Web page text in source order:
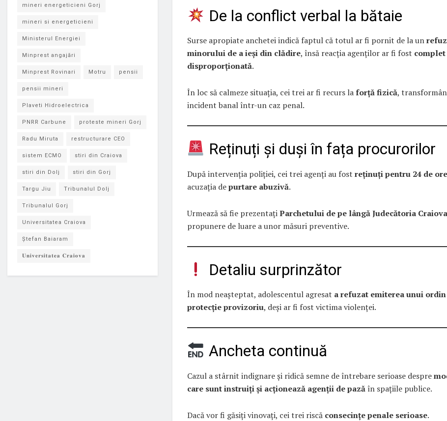
De la conflict verbal la bătaie
Surse apropiate anchetei indică faptul că totul ar fi pornit de la un
minorului de a ieși din clădire, însă reacția agenților ar fi fost complet
disproporționată.
În loc să calmeze situația, cei trei ar fi recurs laforță fizică,
incident banal într-un caz penal.
Reținuți și duși în fața procurorilor
După intervenția poliției, cei trei agenți au fost reținuți pentru 24 de ore
acuzația depurtare abuzivă.
Urmează să fie prezentațiParchetului de pe lângă Judecătoria Craiova
propunere de luare a unor măsuri preventive.
Detaliu surprinzător
În mod neașteptat, adolescentul agresat a refuzat emiterea unui
protecție provizoriu, deși ar fi fost victima violenței.
Ancheta continuă
Cazul a stârnit indignare și ridică semne de întrebare serioase despre
care sunt instruiți și acționează agenții de pază în spațiile publice.
Dacă vor fi găsiți vinovați, cei trei riscă consecințe penale serioase.
mineri energeticieni Gorj
mineri si energeticieni
Ministerul Energiei
Minprest angajări
Minprest Rovinari Motru pensii
pensii mineri
Plaveti Hidroelectrica
PNRR Carbune proteste mineri Gorj
Radu Miruta restructurare CEO
sistem ECMO stiri din Craiova
stiri din Dolj stiri din Gorj
Targu Jiu Tribunalul Dolj
Tribunalul Gorj
Universitatea Craiova
Ștefan Baiaram
𝐔𝐧𝐢𝐯𝐞𝐫𝐬𝐢𝐭𝐚𝐭𝐞𝐚 𝐂𝐫𝐚𝐢𝐨𝐯𝐚